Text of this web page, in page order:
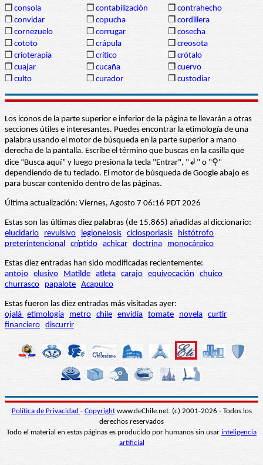
❒ consola ❒ contabilización ❒ contrahecho
❒ convidar ❒ copucha ❒ cordillera
❒ cornezuelo ❒ corrugar ❒ cosecha
❒ cototo ❒ crápula ❒ creosota
❒ crioterapia ❒ crítico ❒ crótalo
❒ cuajar ❒ cucaña ❒ cuervo
❒ culto ❒ curador ❒ custodiar
Los iconos de la parte superior e inferior de la página te llevarán a otras
secciones útiles e interesantes. Puedes encontrar la etimología de una
palabra usando el motor de búsqueda en la parte superior a mano
derecha de la pantalla. Escribe el término que buscas en la casilla que
dice “Busca aquí” y luego presiona la tecla "Entrar", "↲" o "⚲"
dependiendo de tu teclado. El motor de búsqueda de Google abajo es
para buscar contenido dentro de las páginas.
Última actualización: Viernes, Agosto 7 06:16 PDT 2026
Estas son las últimas diez palabras (de 15.865) añadidas al diccionario:
elucidario
revulsivo legionelosis ciclosporiasis
histótrofo
preterintencional críptido achicar doctrina monocárpico
Estas diez entradas han sido modificadas recientemente:
antojo elusivo Matilde atleta carajo equivocación
chuico
churrasco
papalote Acapulco
Estas fueron las diez entradas más visitadas ayer:
ojalá etimología metro chile envidia tomate novela curtir
financiero discurrir
Política de Privacidad - Copyrightwww.deChile.net. (c) 2001-2026 - Todos los
derechos reservados
Todo el material en estas páginas es producido por humanos sin usar inteligencia
artificial